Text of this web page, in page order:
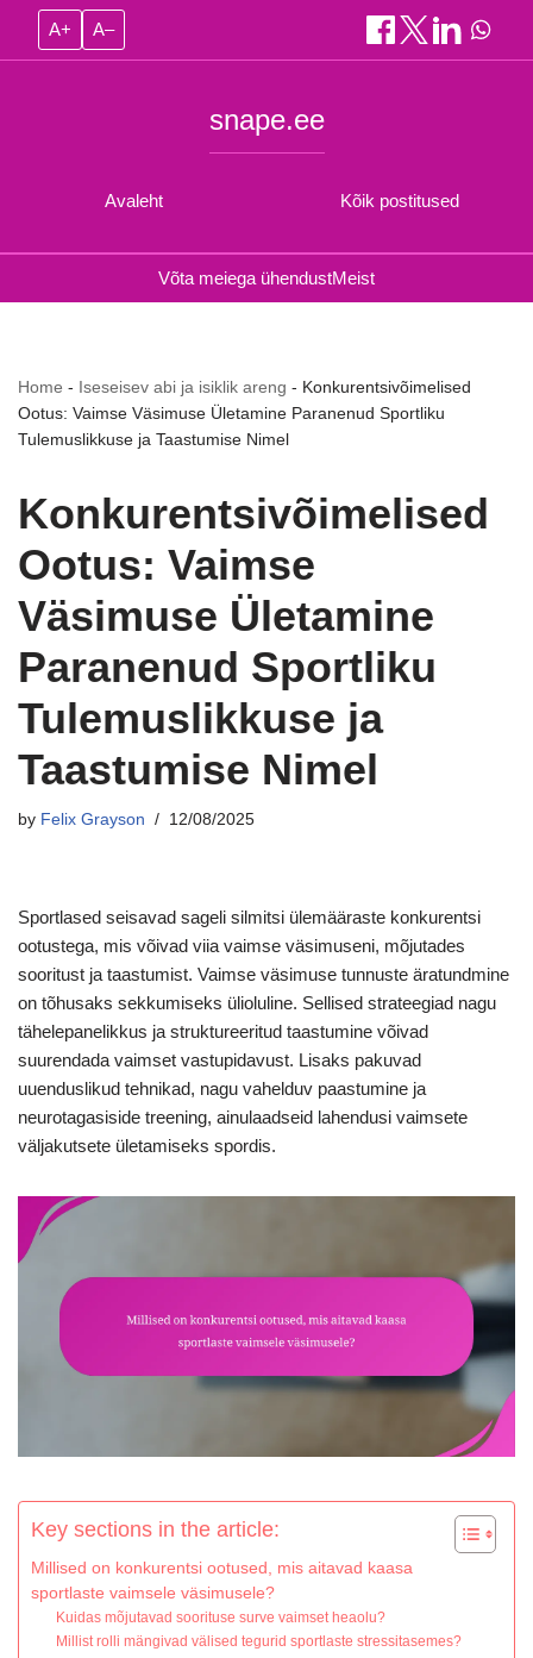
A+ A–
Avaleht
snape.ee
Kõik postitused
Võta meiega ühendustMeist
Home - Iseseisev abi ja isiklik areng - Konkurentsivõimelised
Ootus: Vaimse Väsimuse Ületamine Paranenud Sportliku
Tulemuslikkuse ja Taastumise Nimel
Konkurentsivõimelised
Ootus: Vaimse
Väsimuse Ületamine
Paranenud Sportliku
Tulemuslikkuse ja
Taastumise Nimel
by Felix Grayson 12/08/2025
Sportlased seisavad sageli silmitsi ülemääraste konkurentsi
ootustega, mis võivad viia vaimse väsimuseni, mõjutades
sooritust ja taastumist. Vaimse väsimuse tunnuste äratundmine
on tõhusaks sekkumiseks ülioluline. Sellised strateegiad nagu
tähelepanelikkus ja struktureeritud taastumine võivad
suurendada vaimset vastupidavust. Lisaks pakuvad
uuenduslikud tehnikad, nagu vahelduv paastumine ja
neurotagasiside treening, ainulaadseid lahendusi vaimsete
väljakutsete ületamiseks spordis.
Key sections in the article:
Millised on konkurentsi ootused, mis aitavad kaasa
sportlaste vaimsele väsimusele?
Kuidas mõjutavad soorituse surve vaimset heaolu?
Millist rolli mängivad välised tegurid sportlaste stressitasemes?